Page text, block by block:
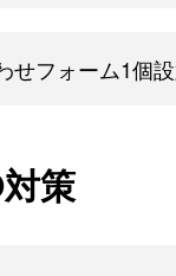
せフォーム1個
策